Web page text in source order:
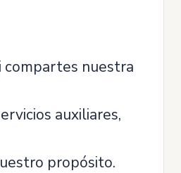
compartes nuestra
auxiliares,
propósito.